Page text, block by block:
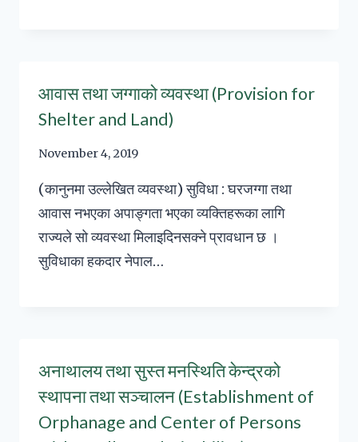
आवास तथा जग्गाको व्यवस्था (Provision for
Shelter and Land)
November 4, 2019
(कानुनमा उल्लेखित व्यवस्था) सुविधा : घरजग्गा तथा
आवास नभएका अपाङ्गता भएका व्यक्तिहरूका लागि
राज्यले सो व्यवस्था मिलाइदिनसक्ने प्रावधान छ ।
सुविधाका हकदार नेपाल…
अनाथालय तथा सुस्त मनस्थिति केन्द्रको
स्थापना तथा सञ्चालन (Establishment of
Orphanage and Center of Persons